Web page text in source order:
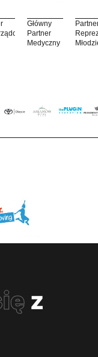
Główny
Partner
Medyczny
z